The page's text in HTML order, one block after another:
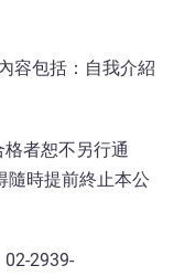
容包括：自我介紹
者恕不另行通
隨時提前終止本公
2939-